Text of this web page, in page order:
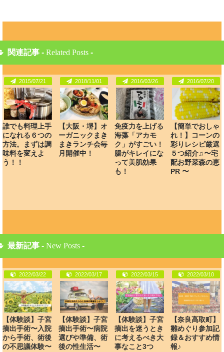
関連記事 - Related Posts -
2015/07/21
誰でも料理上手
になれる６つの
方法。まずは調
味料を変えよ
う！！
2018/11/01
【大阪・堺】オ
ーガニックまき
まきランチ会毎
月開催中！
2016/03/26
免疫力を上げる
海藻「アカモ
ク」がすごい！
腸がキレイにな
って美肌効果
も！
2016/07/20
【簡単でおしゃ
れ！】コーンの
彩りレシピ厳選
５つ紹介♫〜宅
配お野菜森の恵
PR 〜
最新記事 - New Posts -
2022/03/22
【体験談】子宮
摘出手術〜入院
から手術、術後
の不思議体験〜
2022/03/17
【体験談】子宮
摘出手術〜病院
選びや準備、術
後の性生活〜
2022/03/15
【体験談】子宮
摘出を迷うとき
に考えるべき大
事なこと3つ
2022/03/10
【奈良高取町】
雛めぐり参加記
録＆おすすめ情
報♪